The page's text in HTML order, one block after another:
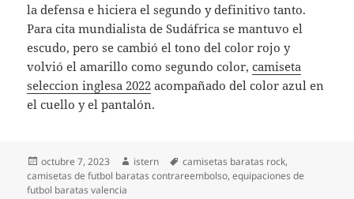
la defensa e hiciera el segundo y definitivo tanto.
Para cita mundialista de Sudáfrica se mantuvo el
escudo, pero se cambió el tono del color rojo y
volvió el amarillo como segundo color,camiseta
seleccion inglesa 2022 acompañado del color azul en
el cuello y el pantalón.
Publicado
el
octubre 7, 2023 Autor
istern Etiquetas
camisetas baratas rock,
camisetas de futbol baratas contrareembolso,equipaciones de
futbol baratas valencia